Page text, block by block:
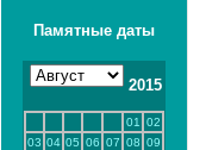
Памятные даты
2015
01
02
03 04 05 06 07 08 09